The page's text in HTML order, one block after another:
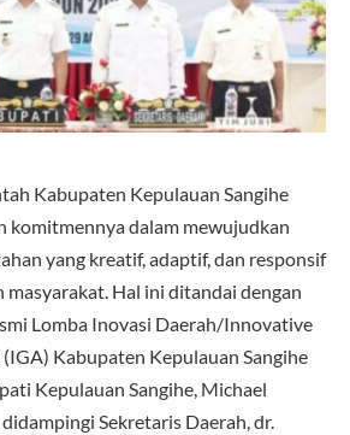
Kabupaten Kepulauan Sangihe
komitmennya dalam mewujudkan
yang kreatif, adaptif, dan responsif
Hal ini ditandai dengan
Lomba Inovasi Daerah/Innovative
Kabupaten Kepulauan Sangihe
Kepulauan Sangihe, Michael
didampingi Sekretaris Daerah, dr.